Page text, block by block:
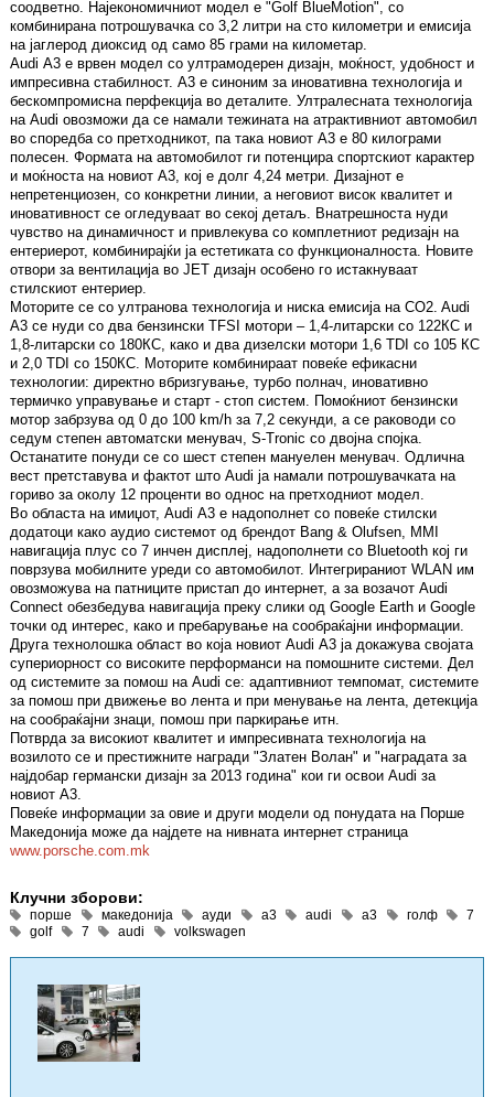
соодветно. Најекономичниот модел е "Golf BlueMotion", со
комбинирана потрошувачка со 3,2 литри на сто километри и емисија
на јаглерод диоксид од само 85 грами на километар.
Audi А3 е врвен модел со ултрамодерен дизајн, моќност, удобност и
импресивна стабилност. А3 е синоним за иновативна технологија и
бескомпромисна перфекција во деталите. Ултралесната технологија
на Audi овозможи да се намали тежината на атрактивниот автомобил
во споредба со претходникот, па така новиот А3 е 80 килограми
полесен. Формата на автомобилот ги потенцира спортскиот карактер
и моќноста на новиот А3, кој е долг 4,24 метри. Дизајнот е
непретенциозен, со конкретни линии, а неговиот висок квалитет и
иновативност се огледуваат во секој детаљ. Внатрешноста нуди
чувство на динамичност и привлекува со комплетниот редизајн на
ентериерот, комбинирајќи ја естетиката со функционалноста. Новите
отвори за вентилација во ЈЕТ дизајн особено го истакнуваат
стилскиот ентериер.
Моторите се со ултранова технологија и ниска емисија на CO2. Audi
А3 се нуди со два бензински TFSI мотори – 1,4-литарски со 122КС и
1,8-литарски со 180КС, како и два дизелски мотори 1,6 TDI со 105 КС
и 2,0 TDI со 150КС. Моторите комбинираат повеќе ефикасни
технологии: директно вбризгување, турбо полнач, иновативно
термичко управување и старт - стоп систем. Помоќниот бензински
мотор забрзува од 0 до 100 km/h за 7,2 секунди, а се раководи со
седум степен автоматски менувач, S-Tronic со двојна спојка.
Останатите понуди се со шест степен мануелен менувач. Одлична
вест претставува и фактот што Audi ја намали потрошувачката на
гориво за околу 12 проценти во однос на претходниот модел.
Во областа на имиџот, Audi А3 е надополнет со повеќе стилски
додатоци како аудио системот од брендот Bang & Olufsen, MMI
навигација плус со 7 инчен дисплеј, надополнети со Bluetooth кој ги
поврзува мобилните уреди со автомобилот. Интегрираниот WLAN им
овозможува на патниците пристап до интернет, а за возачот Audi
Connect обезбедува навигација преку слики од Google Earth и Google
точки од интерес, како и пребарување на сообраќајни информации.
Друга технолошка област во која новиот Audi А3 ја докажува својата
супериорност со високите перформанси на помошните системи. Дел
од системите за помош на Audi се: адаптивниот темпомат, системите
за помош при движење во лента и при менување на лента, детекција
на сообраќајни знаци, помош при паркирање итн.
Потврда за високиот квалитет и импресивната технологија на
возилото се и престижните награди "Златен Волан" и "наградата за
најдобар германски дизајн за 2013 година" кои ги освои Audi за
новиот А3.
Повеќе информации за овие и други модели од понудата на Порше
Македонија може да најдете на нивната интернет страница
www.porsche.com.mk
Клучни зборови:
порше македонија ауди а3 audi a3 голф
7
golf
7 audi volkswagen